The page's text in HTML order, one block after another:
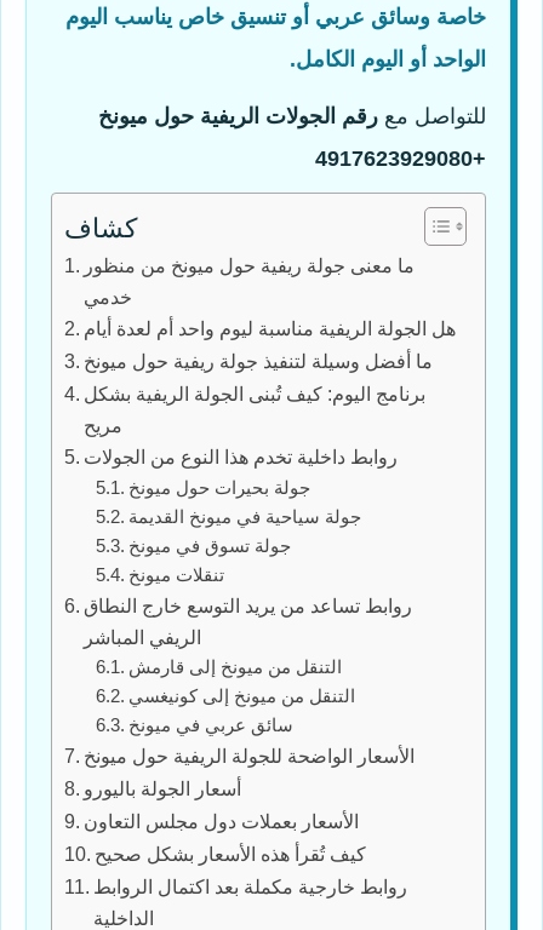
خاصة وسائق عربي أو تنسيق خاص يناسب اليوم
الواحد أو اليوم الكامل.
للتواصل مع رقم الجولات الريفية حول ميونخ
+4917623929080
كشاف
ما معنى جولة ريفية حول ميونخ من منظور
خدمي
هل الجولة الريفية مناسبة ليوم واحد أم لعدة أيام
ما أفضل وسيلة لتنفيذ جولة ريفية حول ميونخ
برنامج اليوم: كيف تُبنى الجولة الريفية بشكل
مريح
روابط داخلية تخدم هذا النوع من الجولات
جولة بحيرات حول ميونخ
جولة سياحية في ميونخ القديمة
جولة تسوق في ميونخ
تنقلات ميونخ
روابط تساعد من يريد التوسع خارج النطاق
الريفي المباشر
التنقل من ميونخ إلى قارمش
التنقل من ميونخ إلى كونيغسي
سائق عربي في ميونخ
الأسعار الواضحة للجولة الريفية حول ميونخ
أسعار الجولة باليورو
الأسعار بعملات دول مجلس التعاون
كيف تُقرأ هذه الأسعار بشكل صحيح
روابط خارجية مكملة بعد اكتمال الروابط
الداخلية